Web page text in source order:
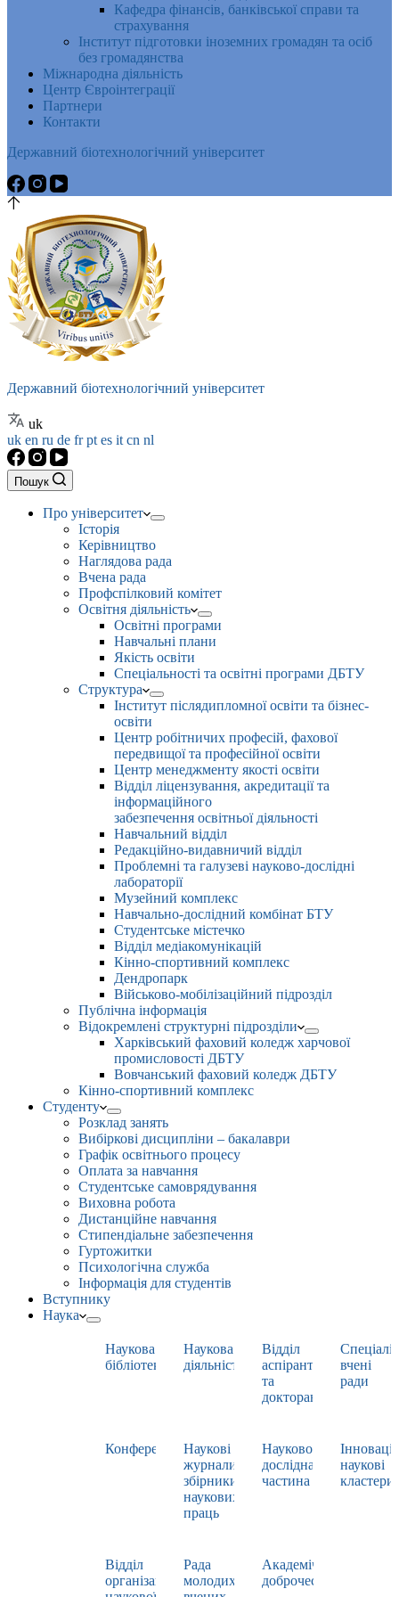
Кафедра фінансів, банківської справи та
страхування
Інститут підготовки іноземних громадян та осіб
без громадянства
Міжнародна діяльність
Центр Євроінтеграції
Партнери
Контакти
Державний біотехнологічний університет
Державний біотехнологічний університет
uk
uk en ru de frpt es it cn nl
Пошук
Про університет
Історія
Керівництво
Наглядова рада
Вчена рада
Профспілковий комітет
Освітня діяльність
Освітні програми
Навчальні плани
Якість освіти
Спеціальності та освітні програми ДБТУ
Структура
Інститут післядипломної освіти та бізнес-
освіти
Центр робітничих професій, фахової
передвищої та професійної освіти
Центр менеджменту якості освіти
Відділ ліцензування, акредитації та
інформаційного
забезпечення освітньої діяльності
Навчальний відділ
Редакційно-видавничий відділ
Проблемні та галузеві науково-дослідні
лабораторії
Музейний комплекс
Навчально-дослідний комбінат БТУ
Студентське містечко
Відділ медіакомунікацій
Кінно-спортивний комплекс
Дендропарк
Військово-мобілізаційний підрозділ
Публічна інформація
Відокремлені структурні підрозділи
Харківський фаховий коледж харчової
промисловості ДБТУ
Вовчанський фаховий коледж ДБТУ
Кінно-спортивний комплекс
Студенту
Розклад занять
Вибіркові дисципліни – бакалаври
Графік освітнього процесу
Оплата за навчання
Студентське самоврядування
Виховна робота
Дистанційне навчання
Стипендіальне забезпечення
Гуртожитки
Психологічна служба
Інформація для студентів
Вступнику
Наука
Наукова
бібліотека
Наукова
діяльність
Відділ
аспірантури
та
докторантури
вчені
ради
Конференції
Наукові
журнали,
збірники
наукових
праць
Науково-
дослідна
частина
наукові
кластери
Відділ
організації
Рада
молодих
Академічна
доброчесність